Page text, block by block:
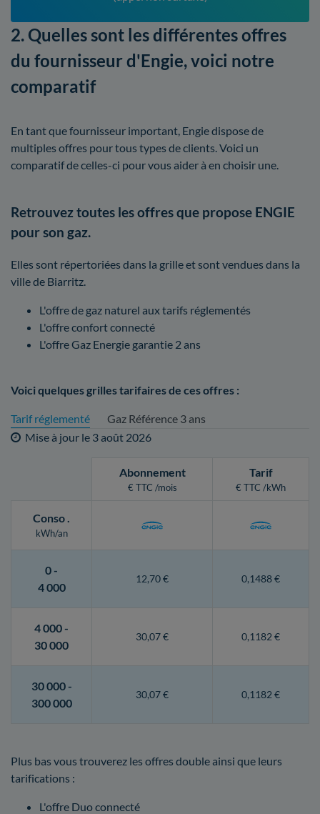
2. Quelles sont les différentes offres
du fournisseur d'Engie, voici notre
comparatif
En tant que fournisseur important, Engie dispose de
multiples offres pour tous types de clients. Voici un
comparatif de celles-ci pour vous aider à en choisir une.
Retrouvez toutes les offres que propose ENGIE
pour son gaz.
Elles sont répertoriées dans la grille et sont vendues dans la
ville de Biarritz.
L'offre de gaz naturel aux tarifs réglementés
L'offre confort connecté
L'offre Gaz Energie garantie 2 ans
Voici quelques grilles tarifaires de ces offres :
Tarif réglementé
Gaz Référence 3 ans
Mise à jour le 3 août 2026
Abonnement
€ TTC /mois
Tarif
€ TTC /kWh
Conso.
kWh/an
0 -
4 000
12,70 € 0,1488 €
4 000 -
30 000
30,07 € 0,1182 €
30 000 -
300 000
30,07 € 0,1182 €
Plus bas vous trouverez les offres double ainsi que leurs
tarifications :
L'offre Duo connecté